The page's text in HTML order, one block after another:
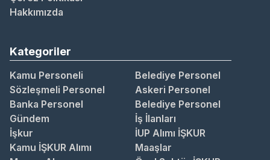
Hakkımızda
Kategoriler
Kamu Personeli
Belediye Personel
Sözleşmeli Personel
Askeri Personel
Banka Personel
Belediye Personel
Gündem
İş İlanları
İşkur
İUP Alımı İŞKUR
Kamu İŞKUR Alımı
Maaşlar